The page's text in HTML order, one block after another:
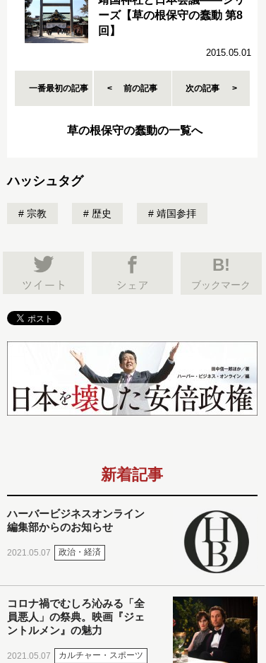
ーズ【草の根保守の蠢動 第8
回】
2015.05.01
一番最初の記事 前の記事 次の記事
草の根保守の蠢動の一覧へ
ハッシュタグ
宗教 歴史 靖国参拝
B!
ブックマーク
新着記事
ハーバービジネスオンライン
編集部からのお知らせ
2021.05.07 政治・経済
コロナ禍でむしろ沁みる「全
員悪人」の祭典。映画『ジェ
ントルメン』の魅力
2021.05.07 カルチャー・スポーツ